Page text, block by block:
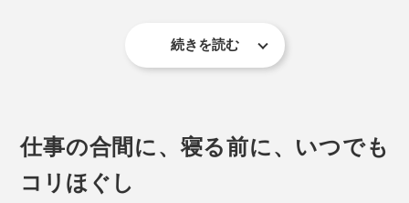
「夜、寝る前に寝転がるだけで、すっごく気持ちいい！
らい（笑）」
続きを読む
仕事の合間に、寝る前に、いつでも
コリほぐし